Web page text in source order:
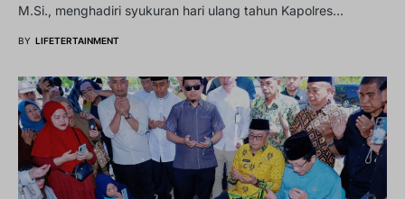
M.Si., menghadiri syukuran hari ulang tahun Kapolres…
BY LIFETERTAINMENT